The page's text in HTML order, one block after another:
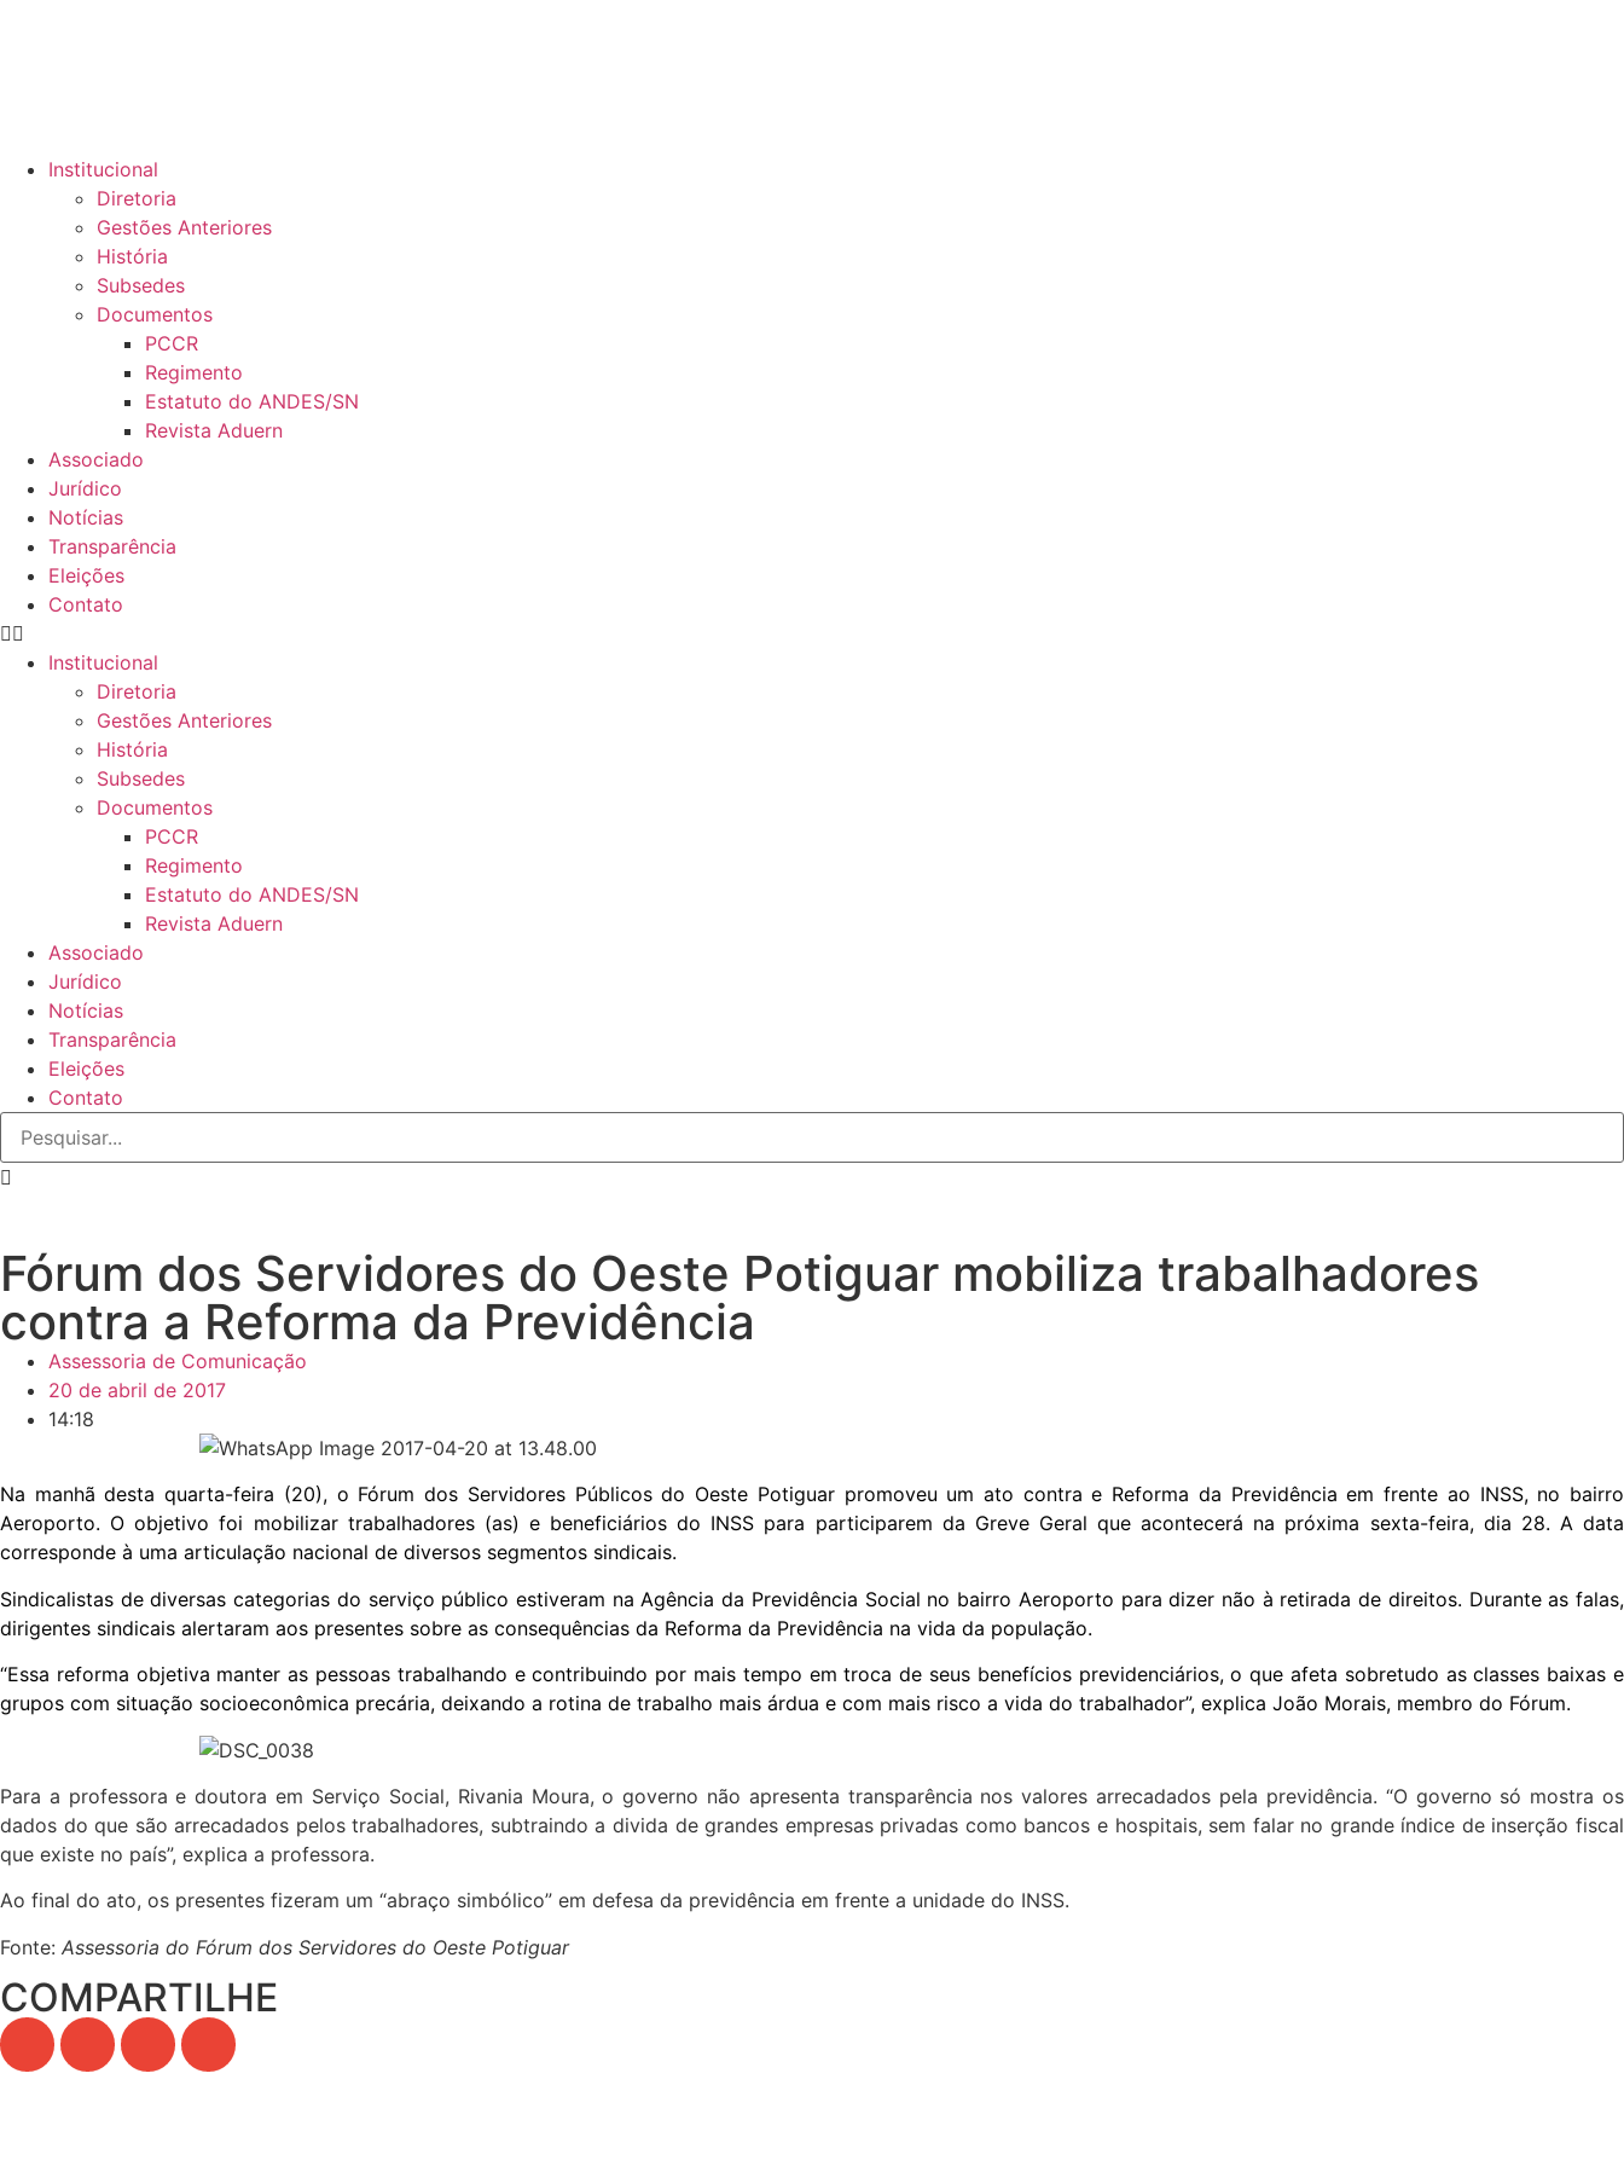
Institucional
Diretoria
Gestões Anteriores
História
Subsedes
Documentos
PCCR
Regimento
Estatuto do ANDES/SN
Revista Aduern
Associado
Jurídico
Notícias
Transparência
Eleições
Contato
Institucional
Diretoria
Gestões Anteriores
História
Subsedes
Documentos
PCCR
Regimento
Estatuto do ANDES/SN
Revista Aduern
Associado
Jurídico
Notícias
Transparência
Eleições
Contato
Fórum dos Servidores do Oeste Potiguar mobiliza trabalhadores
contra a Reforma da Previdência
Assessoria de Comunicação
20 de abril de 2017
14:18
Na manhã desta quarta-feira (20), o Fórum dos Servidores Públicos do Oeste Potiguar promoveu um ato contra e Reforma da Previdência em frente ao INSS, no bairro
Aeroporto. O objetivo foi mobilizar trabalhadores (as) e beneficiários do INSS para participarem da Greve Geral que acontecerá na próxima sexta-feira, dia 28. A data
corresponde à uma articulação nacional de diversos segmentos sindicais.
Sindicalistas de diversas categorias do serviço público estiveram na Agência da Previdência Social no bairro Aeroporto para dizer não à retirada de direitos. Durante as falas,
dirigentes sindicais alertaram aos presentes sobre as consequências da Reforma da Previdência na vida da população.
“Essa reforma objetiva manter as pessoas trabalhando e contribuindo por mais tempo em troca de seus benefícios previdenciários, o que afeta sobretudo as classes baixas e
grupos com situação socioeconômica precária, deixando a rotina de trabalho mais árdua e com mais risco a vida do trabalhador”, explica João Morais, membro do Fórum.
Para a professora e doutora em Serviço Social, Rivania Moura, o governo não apresenta transparência nos valores arrecadados pela previdência. “O governo só mostra os
dados do que são arrecadados pelos trabalhadores, subtraindo a divida de grandes empresas privadas como bancos e hospitais, sem falar no grande índice de inserção fiscal
que existe no país”, explica a professora.
Ao final do ato, os presentes fizeram um “abraço simbólico” em defesa da previdência em frente a unidade do INSS.
Fonte: Assessoria do Fórum dos Servidores do Oeste Potiguar
COMPARTILHE